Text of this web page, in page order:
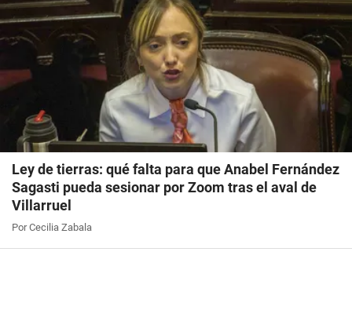
Ley de tierras: qué falta para que Anabel Fernández
Sagasti pueda sesionar por Zoom tras el aval de
Villarruel
Por Cecilia Zabala